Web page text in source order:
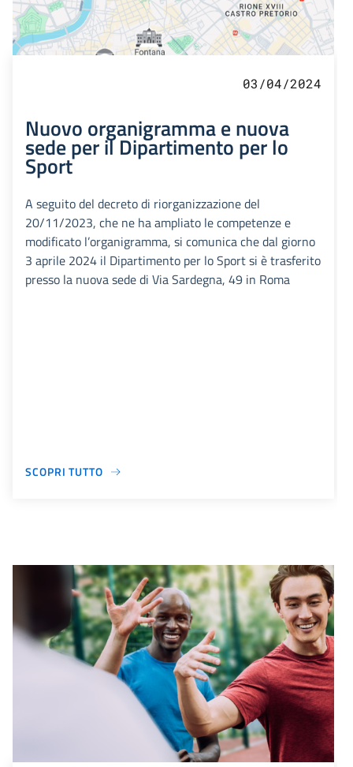
03/04/2024
Nuovo organigramma e nuova
sede per il Dipartimento per lo
Sport
A seguito del decreto di riorganizzazione del
20/11/2023, che ne ha ampliato le competenze e
modificato l’organigramma, si comunica che dal giorno
3 aprile 2024 il Dipartimento per lo Sport si è trasferito
presso la nuova sede di Via Sardegna, 49 in Roma
SCOPRI TUTTO